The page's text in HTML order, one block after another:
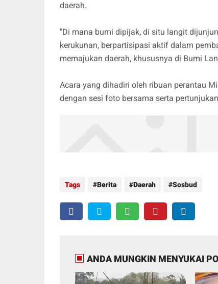
daerah.
"Di mana bumi dipijak, di situ langit
kerukunan, berpartisipasi aktif dalam
memajukan daerah, khususnya di Bumi
Acara yang dihadiri oleh ribuan perantau
dengan sesi foto bersama serta
Tags Berita Daerah Sosbud
ANDA MUNGKIN MENYUKAI